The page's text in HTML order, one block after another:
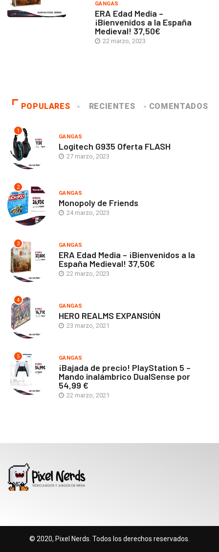
GANGAS
ERA Edad Media –
¡Bienvenidos a la España
Medieval! 37,50€
22 marzo, 2023
POPULARES RECIENTES COMENTADOS
1
GANGAS
Logitech G935 Oferta FLASH
27 marzo, 2023
2
GANGAS
Monopoly de Friends
24 marzo, 2023
3 GANGAS
ERA Edad Media – ¡Bienvenidos a la
España Medieval! 37,50€
22 marzo, 2023
4
GANGAS
HERO REALMS EXPANSIÓN
23 marzo, 2021
5 GANGAS
¡Bajada de precio! PlayStation 5 –
Mando inalámbrico DualSense por
54,99 €
22 marzo, 2021
© 2020, Pixel Nerds. Todos los derechos reservados.